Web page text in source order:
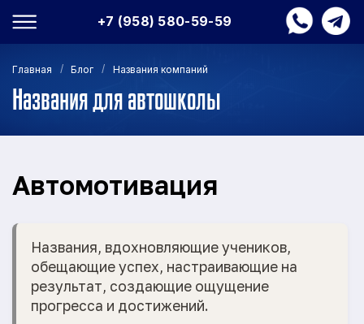
+7 (958) 580-59-59
Главная / Блог / Названия компаний
Названия для автошколы
Автомотивация
Названия, вдохновляющие учеников,
обещающие успех, настраивающие на
результат, создающие ощущение
прогресса и достижений.